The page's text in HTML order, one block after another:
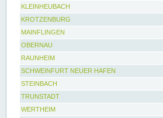
KLEINHEUBACH
KROTZENBURG
MAINFLINGEN
OBERNAU
RAUNHEIM
SCHWEINFURT NEUER HAFEN
STEINBACH
TRUNSTADT
WERTHEIM